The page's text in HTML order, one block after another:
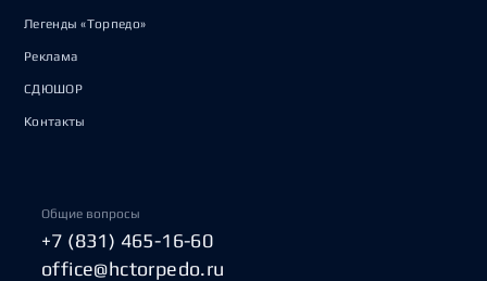
Легенды «Торпедо»
Реклама
СДЮШОР
Контакты
Общие вопросы
+7 (831) 465-16-60
office@hctorpedo.ru